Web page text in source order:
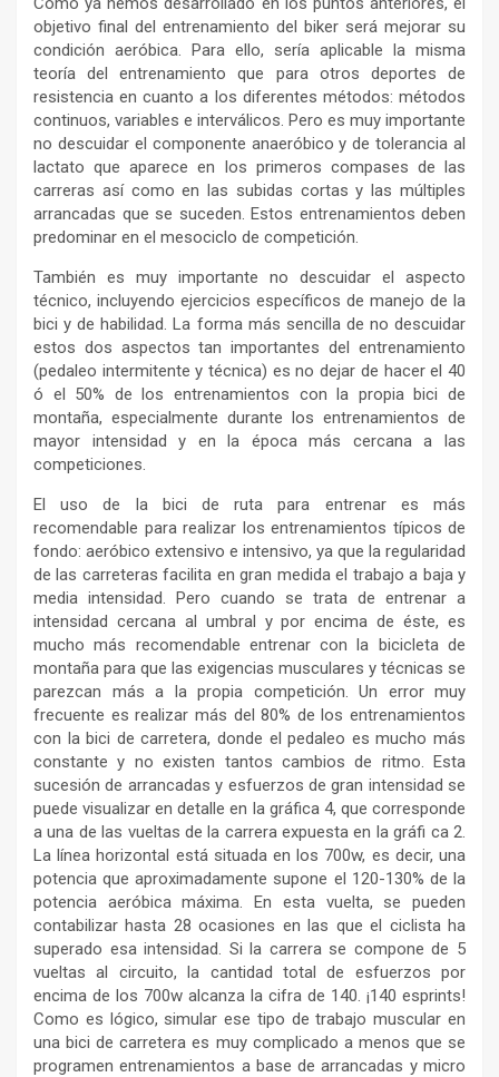
objetivo final del entrenamiento del biker será mejorar su
condición aeróbica. Para ello, sería aplicable la misma
teoría del entrenamiento que para otros deportes de
resistencia en cuanto a los diferentes métodos: métodos
continuos, variables e interválicos. Pero es muy importante
no descuidar el componente anaeróbico y de tolerancia al
lactato que aparece en los primeros compases de las
carreras así como en las subidas cortas y las múltiples
arrancadas que se suceden. Estos entrenamientos deben
predominar en el mesociclo de competición.
También es muy importante no descuidar el aspecto
técnico, incluyendo ejercicios específicos de manejo de la
bici y de habilidad. La forma más sencilla de no descuidar
estos dos aspectos tan importantes del entrenamiento
(pedaleo intermitente y técnica) es no dejar de hacer el 40
ó el 50% de los entrenamientos con la propia bici de
montaña, especialmente durante los entrenamientos de
mayor intensidad y en la época más cercana a las
competiciones.
El uso de la bici de ruta para entrenar es más
recomendable para realizar los entrenamientos típicos de
fondo: aeróbico extensivo e intensivo, ya que la regularidad
de las carreteras facilita en gran medida el trabajo a baja y
media intensidad. Pero cuando se trata de entrenar a
intensidad cercana al umbral y por encima de éste, es
mucho más recomendable entrenar con la bicicleta de
montaña para que las exigencias musculares y técnicas se
parezcan más a la propia competición. Un error muy
frecuente es realizar más del 80% de los entrenamientos
con la bici de carretera, donde el pedaleo es mucho más
constante y no existen tantos cambios de ritmo. Esta
sucesión de arrancadas y esfuerzos de gran intensidad se
puede visualizar en detalle en la gráfica 4, que corresponde
a una de las vueltas de la carrera expuesta en la gráfi ca 2.
La línea horizontal está situada en los 700w, es decir, una
potencia que aproximadamente supone el 120-130% de la
potencia aeróbica máxima. En esta vuelta, se pueden
contabilizar hasta 28 ocasiones en las que el ciclista ha
superado esa intensidad. Si la carrera se compone de 5
vueltas al circuito, la cantidad total de esfuerzos por
encima de los 700w alcanza la cifra de 140. ¡140 esprints!
Como es lógico, simular ese tipo de trabajo muscular en
una bici de carretera es muy complicado a menos que se
programen entrenamientos a base de arrancadas y micro